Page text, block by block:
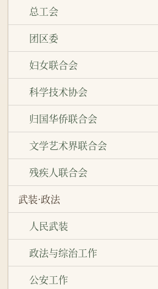
总工会
团区委
妇女联合会
科学技术协会
归国华侨联合会
文学艺术界联合会
残疾人联合会
武装·政法
人民武装
政法与综治工作
公安工作